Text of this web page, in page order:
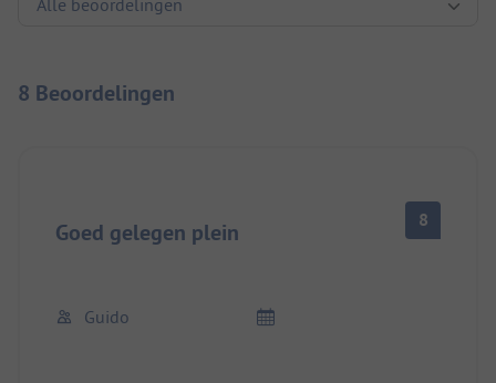
8 Beoordelingen
Goed gelegen plein 8
Guido